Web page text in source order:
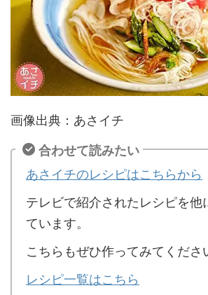
画像出典：あさイチ
合わせて読みたい
あさイチのレシピはこちらから
テレビで紹介されたレシピを他
ています。
こちらもぜひ作ってみてくださ
レシピ一覧はこちら